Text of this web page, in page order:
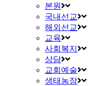
본원
국내선교
해외선교
교육
사회복지
상담
교회예술
생태농장